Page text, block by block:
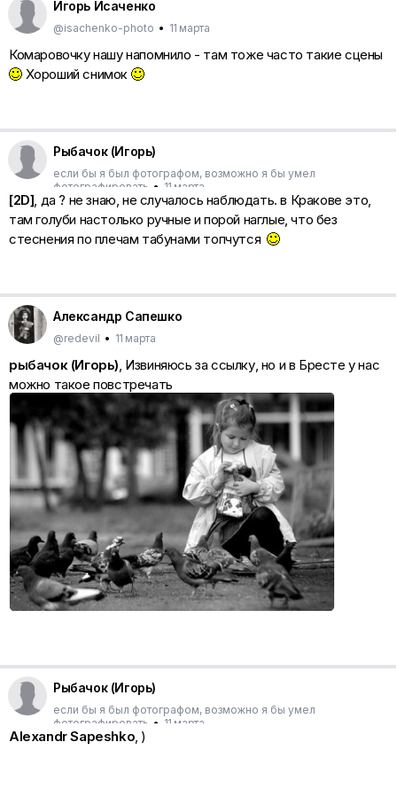
Игорь Исаченко
@isachenko-photo • 11 марта
Комаровочку нашу напомнило - там тоже часто такие сцены
Хороший снимок
Рыбачок (Игорь)
если бы я был фотографом, возможно я бы умел
фотографировать • 11 марта
[2D], да ? не знаю, не случалось наблюдать. в Кракове это,
там голуби настолько ручные и порой наглые, что без
стеснения по плечам табунами топчутся
Александр Сапешко
@redevil • 11 марта
рыбачок (Игорь), Извиняюсь за ссылку, но и в Бресте у нас
можно такое повстречать
Рыбачок (Игорь)
если бы я был фотографом, возможно я бы умел
фотографировать • 11 марта
Alexandr Sapeshko, )